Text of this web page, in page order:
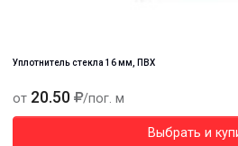
Уплотнитель стекла 16 мм, ПВХ
от 20.50 /пог. м
Выбрать и